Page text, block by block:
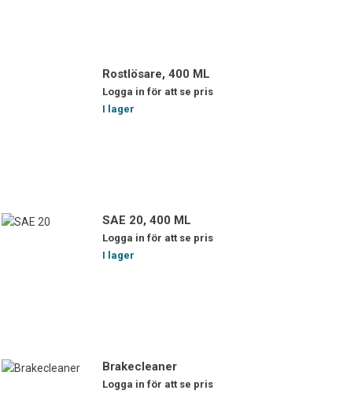
Rostlösare, 400 ML
Logga in för att se pris
I lager
SAE 20, 400 ML
Logga in för att se pris
I lager
Brakecleaner
Logga in för att se pris